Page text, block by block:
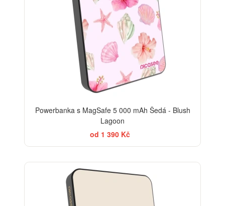
Powerbanka s MagSafe 5 000 mAh Šedá - Blush
Lagoon
od 1 390 Kč